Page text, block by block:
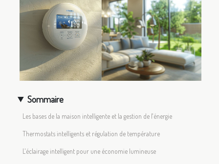
Sommaire
Les bases de la maison intelligente et la gestion de l'énergie
Thermostats intelligents et régulation de température
L'éclairage intelligent pour une économie lumineuse